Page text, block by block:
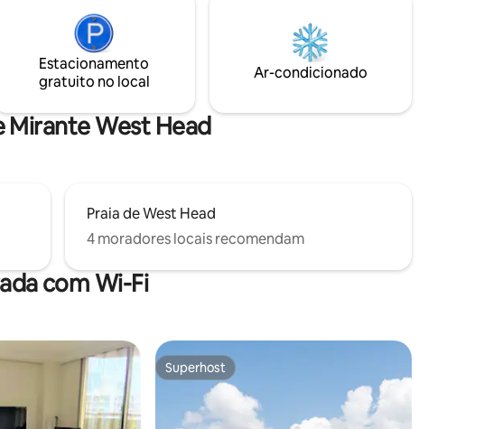
a água, uma
para dois que
e apenas 'ser',
se reconectar com a
melhor.
desfrute de frutos do mar frescos no rio,
passeios de balsa, a caminhada Great
North e a paisagem da mata
Estacionamento
gratuito no local
Ar-condicionado
West Head
Praia de West Head
4 moradores locais recomendam
com Wi-Fi
Superhost
Superhost